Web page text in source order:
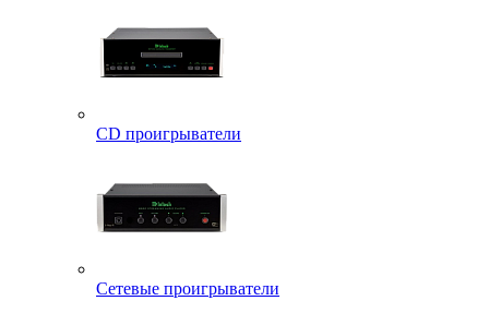
CD проигрыватели
Сетевые проигрыватели